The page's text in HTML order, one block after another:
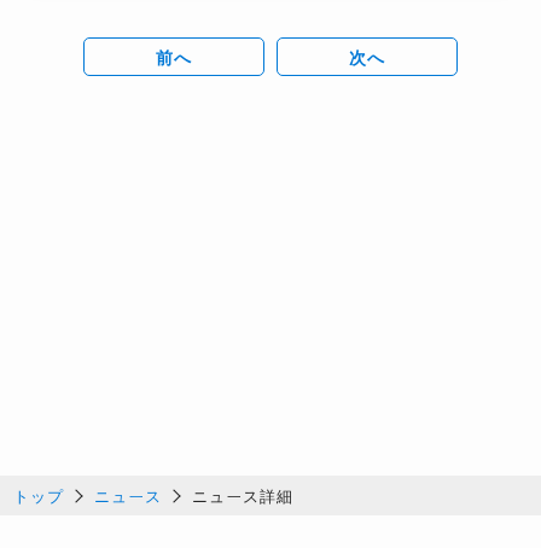
前へ 次へ
トップ ニュース ニュース詳細